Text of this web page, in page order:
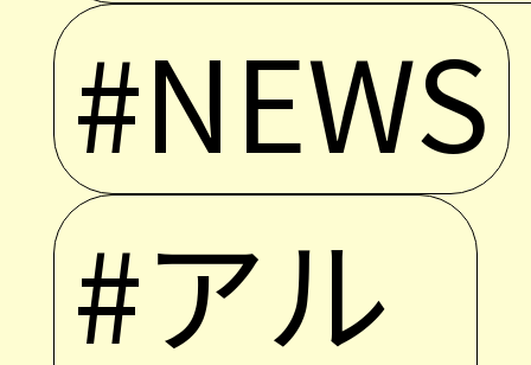
#NEWS
#アル